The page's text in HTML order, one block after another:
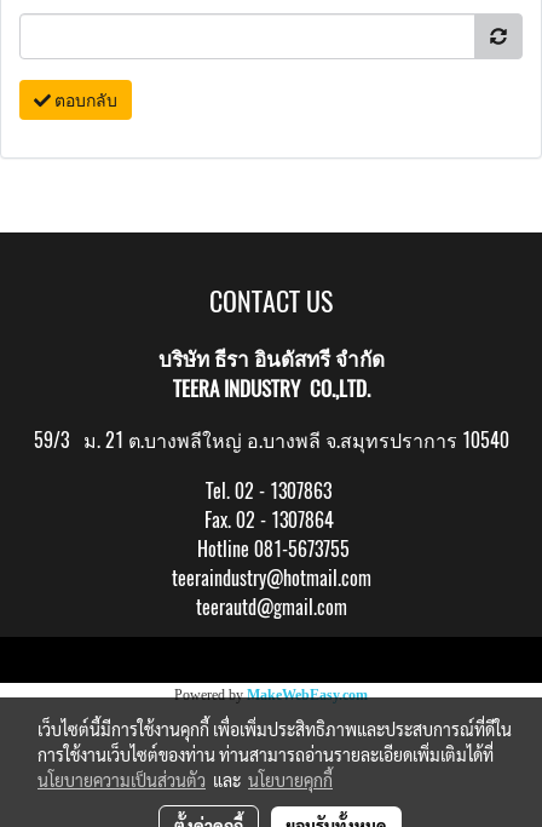
ตอบกลับ
CONTACT US
บริษัท ธีรา อินดัสทรี จำกัด
TEERA INDUSTRY CO.,LTD.
59/3 ม. 21 ต.บางพลีใหญ่ อ.บางพลี จ.สมุทรปราการ 10540
Tel. 02 - 1307863
Fax. 02 - 1307864
Hotline 081-5673755
teeraindustry@hotmail.com
teerautd@gmail.com
Powered byMakeWebEasy.com
เว็บไซต์นี้มีการใช้งานคุกกี้ เพื่อเพิ่มประสิทธิภาพและประสบการณ์ที่ดีใน
การใช้งานเว็บไซต์ของท่าน ท่านสามารถอ่านรายละเอียดเพิ่มเติมได้ที่
นโยบายความเป็นส่วนตัว และ นโยบายคุกกี้